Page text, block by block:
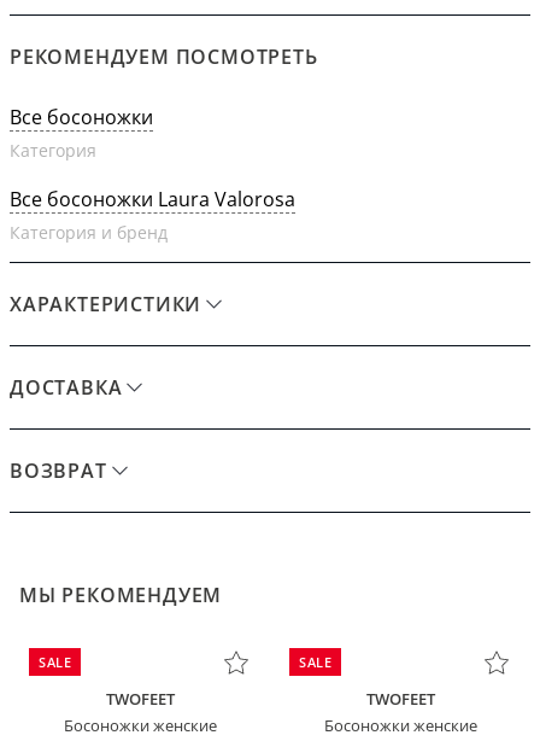
РЕКОМЕНДУЕМ ПОСМОТРЕТЬ
Все босоножки
Категория
Все босоножки Laura Valorosa
Категория и бренд
ХАРАКТЕРИСТИКИ
ДОСТАВКА
ВОЗВРАТ
МЫ РЕКОМЕНДУЕМ
SALE
TWOFEET
Босоножки женские
SALE
TWOFEET
Босоножки женские